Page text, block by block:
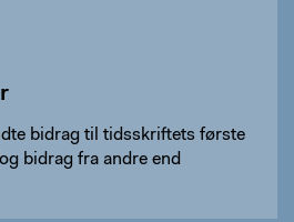
bidrag til tidsskriftets første
bidrag fra andre end